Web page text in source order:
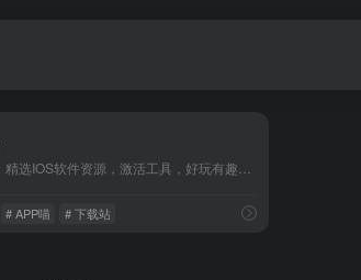
# APP喵 # 下载站